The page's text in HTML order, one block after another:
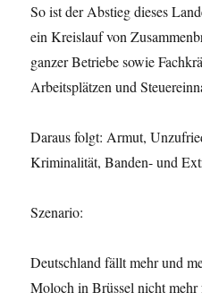
So ist der Abstieg dieses
ein Kreislauf von
ganzer Betriebe sowie
Arbeitsplätzen und
Daraus folgt: Armut,
Kriminalität, Banden- und
Szenario:
Deutschland fällt mehr und
Moloch in Brüssel nicht